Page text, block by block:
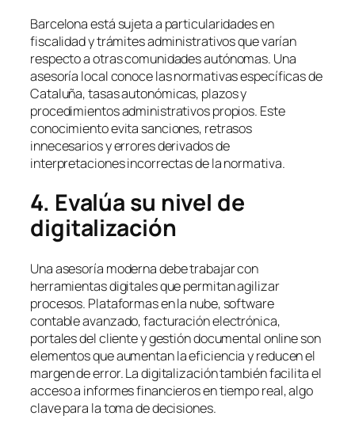
Barcelona está sujeta a particularidades en
fiscalidad y trámites administrativos que varían
respecto a otras comunidades autónomas. Una
asesoría local conoce las normativas específicas de
Cataluña, tasas autonómicas, plazos y
procedimientos administrativos propios. Este
conocimiento evita sanciones, retrasos
innecesarios y errores derivados de
interpretaciones incorrectas de la normativa.
4. Evalúa su nivel de
digitalización
Una asesoría moderna debe trabajar con
herramientas digitales que permitan agilizar
procesos. Plataformas en la nube, software
contable avanzado, facturación electrónica,
portales del cliente y gestión documental online son
elementos que aumentan la eficiencia y reducen el
margen de error. La digitalización también facilita el
acceso a informes financieros en tiempo real, algo
clave para la toma de decisiones.